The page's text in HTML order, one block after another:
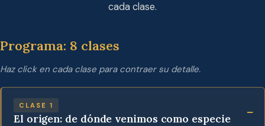
cada clase.
Programa: 8 clases
Haz click en cada clase para contraer su detalle.
CLASE 1
El origen: de dónde venimos como especie